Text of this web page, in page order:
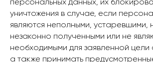
персональных данных, их
уничтожения в случае, если
являются неполными, устаревшими,
незаконно полученными или не
необходимыми для заявленной цели
а также принимать